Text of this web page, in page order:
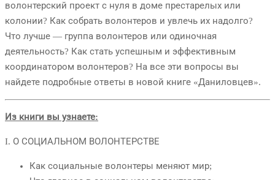
волонтерский проект с нуля в доме престарелых или
колонии? Как собрать волонтеров и увлечь их надолго?
Что лучше — группа волонтеров или одиночная
деятельность? Как стать успешным и эффективным
координатором волонтеров? На все эти вопросы вы
найдете подробные ответы в новой книге «Даниловцев».
Из книги вы узнаете:
I. О СОЦИАЛЬНОМ ВОЛОНТЕРСТВЕ
Как социальные волонтеры меняют мир;